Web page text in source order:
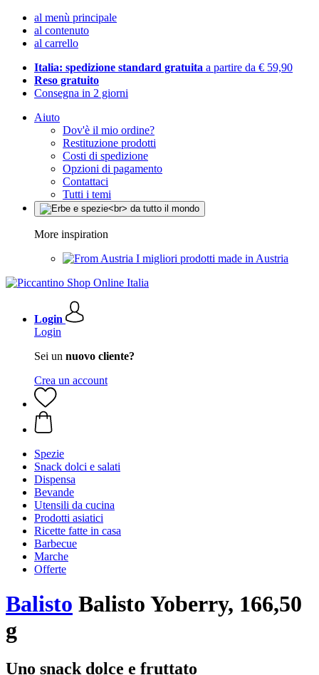
al menù principale
al contenuto
al carrello
Italia: spedizione standard gratuita a partire da € 59,90
Reso gratuito
Consegna in 2 giorni
Aiuto
Dov'è il mio ordine?
Restituzione prodotti
Costi di spedizione
Opzioni di pagamento
Contattaci
Tutti i temi
More inspiration
I migliori prodotti made in Austria
Login
Login
Sei un nuovo cliente?
Crea un account
Spezie
Snack dolci e salati
Dispensa
Bevande
Utensili da cucina
Prodotti asiatici
Ricette fatte in casa
Barbecue
Marche
Offerte
Balisto Balisto Yoberry, 166,50
g
Uno snack dolce e fruttato